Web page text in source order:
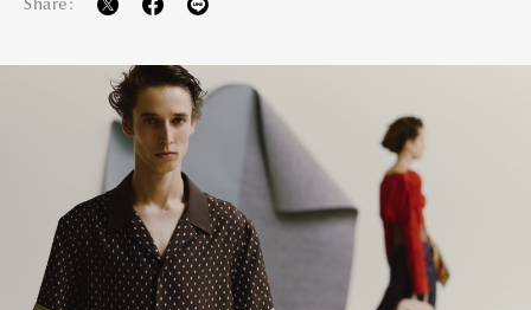
Pen Meet
Pen international Pen tw
Share: